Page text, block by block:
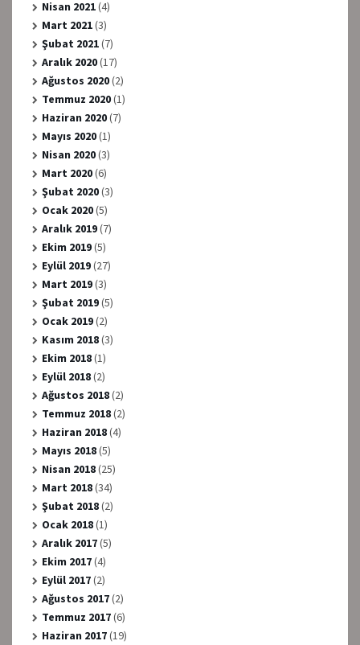
Nisan 2021(4)
Mart 2021(3)
Şubat 2021(7)
Aralık 2020(17)
Ağustos 2020(2)
Temmuz 2020(1)
Haziran 2020(7)
Mayıs 2020(1)
Nisan 2020(3)
Mart 2020(6)
Şubat 2020(3)
Ocak 2020(5)
Aralık 2019(7)
Ekim 2019(5)
Eylül 2019(27)
Mart 2019(3)
Şubat 2019(5)
Ocak 2019(2)
Kasım 2018(3)
Ekim 2018(1)
Eylül 2018(2)
Ağustos 2018(2)
Temmuz 2018(2)
Haziran 2018(4)
Mayıs 2018(5)
Nisan 2018(25)
Mart 2018(34)
Şubat 2018(2)
Ocak 2018(1)
Aralık 2017(5)
Ekim 2017(4)
Eylül 2017(2)
Ağustos 2017(2)
Temmuz 2017(6)
Haziran 2017(19)